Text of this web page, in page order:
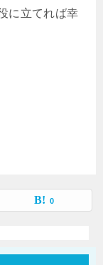
に立てれば幸
0